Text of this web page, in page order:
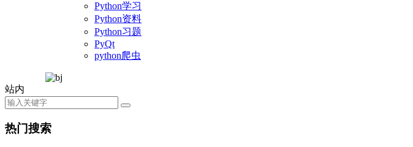
Python学习
Python资料
Python习题
PyQt
python爬虫
站内
热门搜索